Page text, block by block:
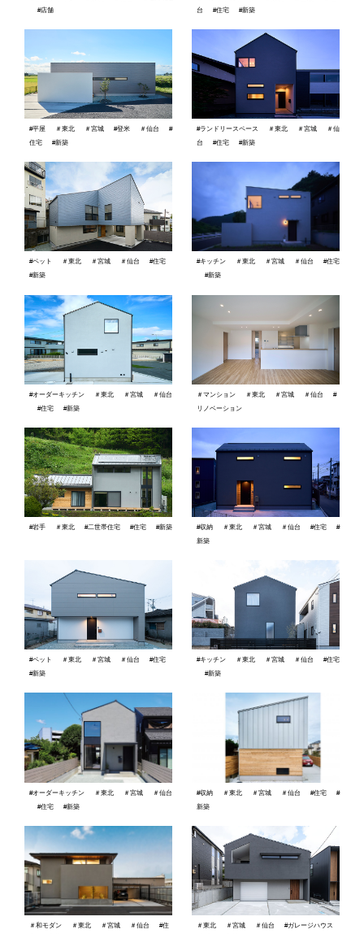
#店舗
台
#住宅 #新築
#平屋 ＃東北 ＃宮城 #登米 ＃仙台
#
住宅
#新築
#ランドリースペース ＃東北 ＃宮城
＃仙
台
#住宅 #新築
#ペット ＃東北 ＃宮城 ＃仙台
#住宅
#新築
#キッチン ＃東北 ＃宮城 ＃仙台
#住宅
#新築
#オーダーキッチン ＃東北 ＃宮城
＃仙台
#住宅
#新築
＃マンション ＃東北 ＃宮城 ＃仙台
#
リノベーション
#岩手 ＃東北 #二世帯住宅 #住宅 #新築 #収納 ＃東北 ＃宮城 ＃仙台 #住宅
#
新築
#ペット ＃東北 ＃宮城 ＃仙台
#住宅
#新築
#キッチン ＃東北 ＃宮城 ＃仙台
#住宅
#新築
#オーダーキッチン ＃東北 ＃宮城
＃仙台
#住宅
#新築
#収納 ＃東北 ＃宮城 ＃仙台 #住宅
#
新築
＃和モダン ＃東北 ＃宮城 ＃仙台
#住
＃東北 ＃宮城 ＃仙台
#ガレージハウス